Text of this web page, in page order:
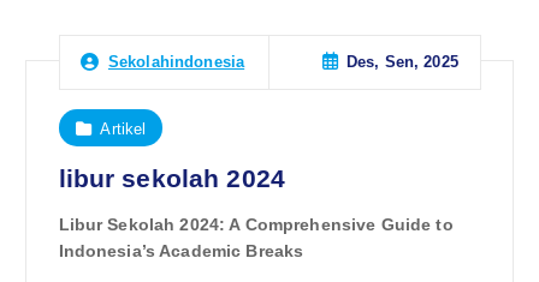
Sekolahindonesia Des, Sen, 2025
Artikel
libur sekolah 2024
Libur Sekolah 2024: A Comprehensive Guide to
Indonesia’s Academic Breaks